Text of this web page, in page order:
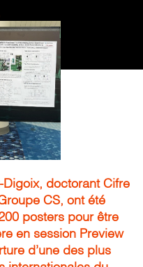
Digoix, doctorant Cifre
CS, ont été
posters pour être
en session Preview
d’une des plus
internationales du